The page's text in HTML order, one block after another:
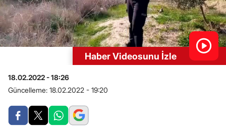
Haber Videosunu İzle
18.02.2022 - 18:26
Güncelleme: 18.02.2022 - 19:20